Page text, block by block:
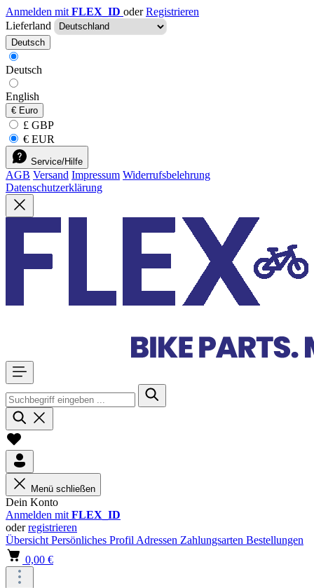
Anmelden mit FLEX_ID oder Registrieren
Lieferland
Deutsch
Deutsch
English
€ Euro
£ GBP
€ EUR
Service/Hilfe
AGB Versand Impressum Widerrufsbelehrung
Datenschutzerklärung
Menü schließen
Dein Konto
Anmelden mit FLEX_ID
oderregistrieren
Übersicht Persönliches Profil Adressen Zahlungsarten Bestellungen
0,00 €